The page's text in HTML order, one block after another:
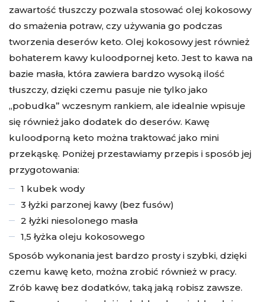
zawartość tłuszczy pozwala stosować olej kokosowy
do smażenia potraw, czy używania go podczas
tworzenia deserów keto. Olej kokosowy jest również
bohaterem kawy kuloodpornej keto. Jest to kawa na
bazie masła, która zawiera bardzo wysoką ilość
tłuszczy, dzięki czemu pasuje nie tylko jako
„pobudka” wczesnym rankiem, ale idealnie wpisuje
się również jako dodatek do deserów. Kawę
kuloodporną keto można traktować jako mini
przekąskę. Poniżej przestawiamy przepis i sposób jej
przygotowania:
1 kubek wody
3 łyżki parzonej kawy (bez fusów)
2 łyżki niesolonego masła
1,5 łyżka oleju kokosowego
Sposób wykonania jest bardzo prosty i szybki, dzięki
czemu kawę keto, można zrobić również w pracy.
Zrób kawę bez dodatków, taką jaką robisz zawsze.